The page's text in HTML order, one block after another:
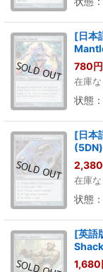
[日本
780円
在庫な
状態
[日本
(5DN)
2,380
在庫な
状態
[英語
1,680